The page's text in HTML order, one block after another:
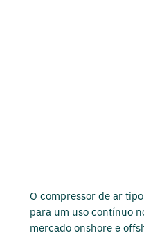
O compressor de ar
para um uso contínuo
mercado onshore e